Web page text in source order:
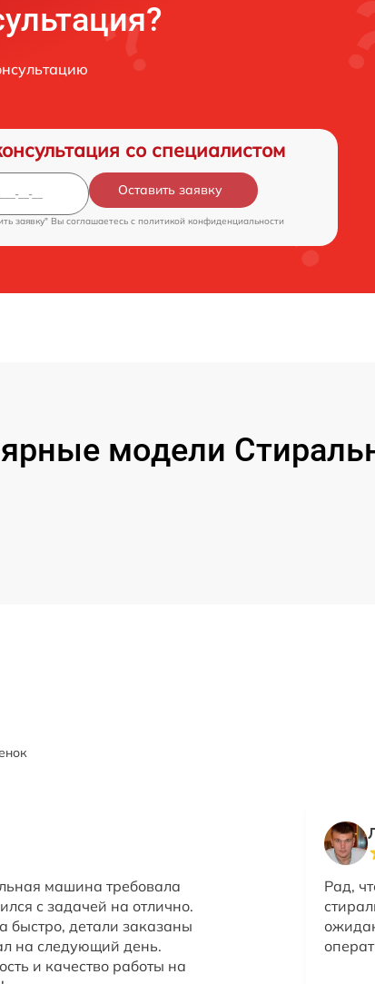
со специалистом
Оставить заявку
заявку" Вы соглашаетесь c политикой конфиденциальности
модели
машина требовала
с задачей на отлично.
быстро, детали заказаны
на следующий день.
и качество работы на
Рад,